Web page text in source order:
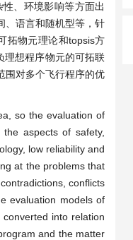
、环境影响等方面出
、语言和随机型等，针
拓物元理论和topsis方
理想程序物元的可拓联
围对多个飞行程序的优
so the evaluation of
aspects of safety,
low reliability and
at the problems that
conflicts
evaluation models of
into relation
and the matter